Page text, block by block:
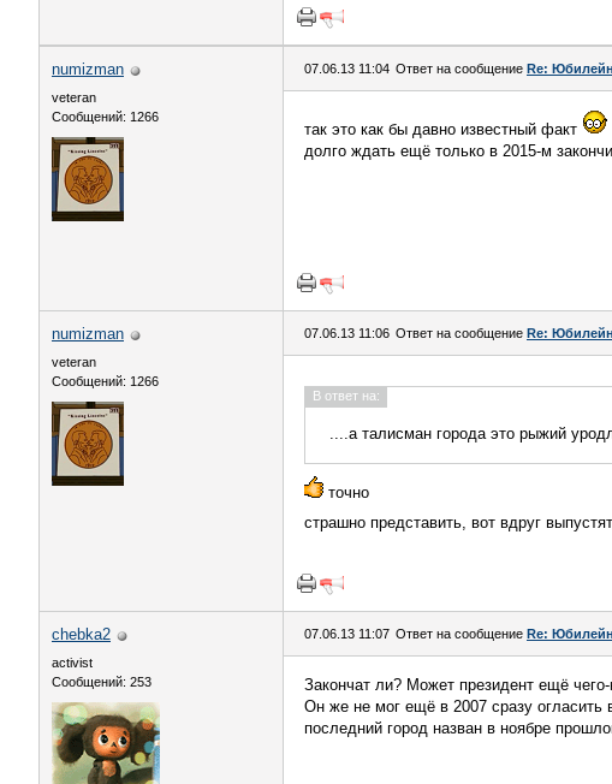
numizman
veteran
Сообщений: 1266
07.06.13 11:04 Ответ на сообщение Re:
так это как бы давно известный факт
долго ждать ещё только в 2015-м
numizman
veteran
Сообщений: 1266
07.06.13 11:06 Ответ на сообщение Re:
В ответ на:
....а талисман города это рыжий
точно
страшно представить, вот вдруг
chebka2
activist
Сообщений: 253
07.06.13 11:07 Ответ на сообщение Re:
Закончат ли? Может президент ещё
Он же не мог ещё в 2007 сразу огласить
последний город назван в ноябре